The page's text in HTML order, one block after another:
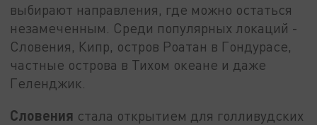
выбирают направления, где можно остаться
незамеченным. Среди популярных локаций -
Словения, Кипр, остров Роатан в Гондурасе,
частные острова в Тихом океане и даже
Геленджик.
Словения стала открытием для голливудских